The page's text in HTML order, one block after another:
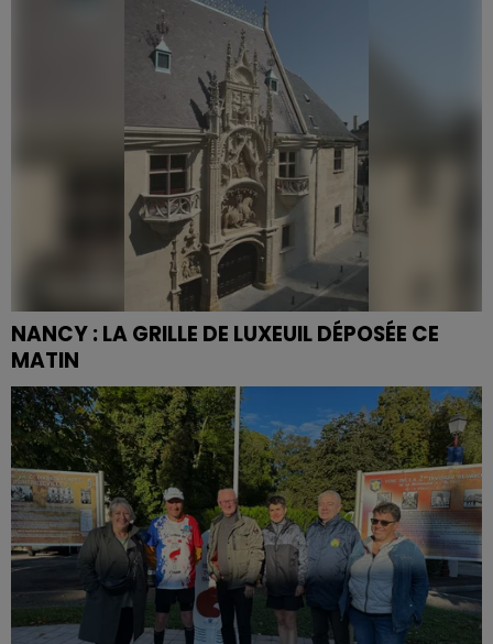
NANCY : LA GRILLE DE LUXEUIL DÉPOSÉE CE
MATIN
L'ensemble, en fer forgé, composé de quatre parties,
s'étale sur 13 mètres.